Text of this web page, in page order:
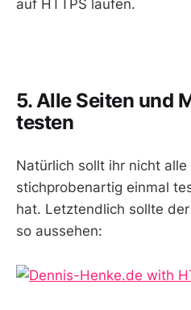
auf HTTPS laufen.
5. Alle Seiten und
testen
Natürlich sollt ihr nicht
stichprobenartig einmal
hat. Letztendlich sollte
so aussehen: